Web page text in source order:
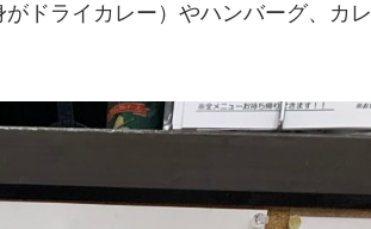
ドライカレー）やハンバーグ、カレ